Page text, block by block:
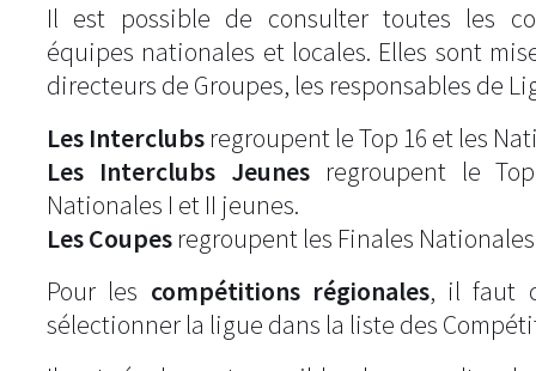
Il est possible de consulter toutes les
équipes nationales et locales. Elles sont
directeurs de Groupes, les responsables de
Les Interclubs regroupent le Top 16 et les
Les Interclubs Jeunesregroupent le
Nationales I et II jeunes.
Les Coupes regroupent les Finales
Pour les compétitions régionales, il faut
sélectionner la ligue dans la liste des